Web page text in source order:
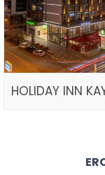
HOLIDAY INN